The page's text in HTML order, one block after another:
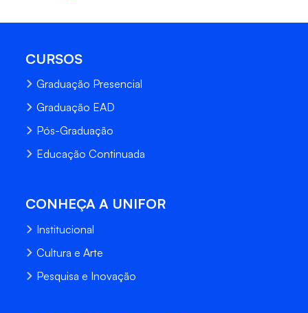
CURSOS
Graduação Presencial
Graduação EAD
Pós-Graduação
Educação Continuada
CONHEÇA A UNIFOR
Institucional
Cultura e Arte
Pesquisa e Inovação